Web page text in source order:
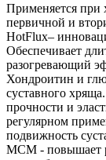
Применяется при
первичной и
HotFlux–
Обеспечивает
разогревающий
Хондроитин и
суставного
прочности и
регулярном
подвижность
МСМ - повышает